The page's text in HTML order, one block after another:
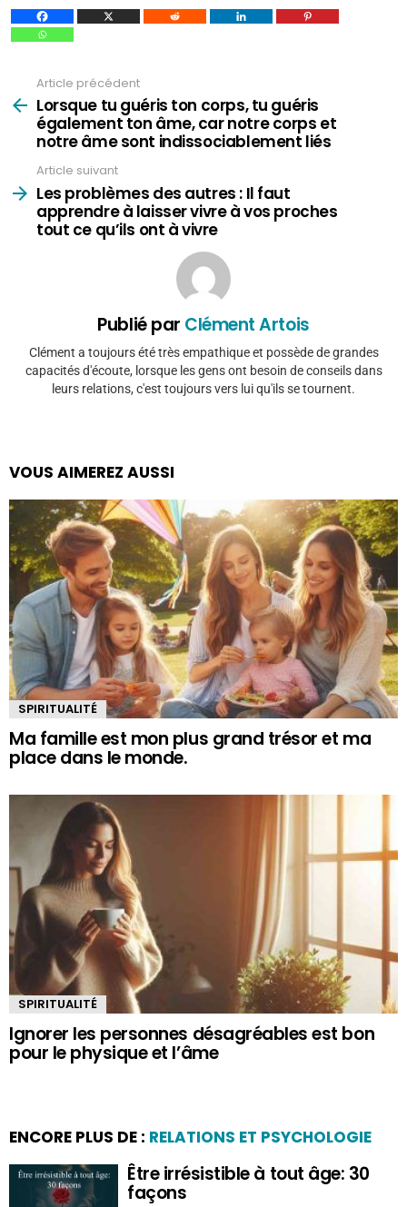
plus
Article précédent
Lorsque tu guéris ton corps, tu guéris
également ton âme, car notre corps et
notre âme sont indissociablement liés
Article suivant
Les problèmes des autres : Il faut
apprendre à laisser vivre à vos proches
tout ce qu’ils ont à vivre
Publié par Clément Artois
Clément a toujours été très empathique et possède de grandes
capacités d'écoute, lorsque les gens ont besoin de conseils dans
leurs relations, c'est toujours vers lui qu'ils se tournent.
VOUS AIMEREZ AUSSI
SPIRITUALITÉ
Ma famille est mon plus grand trésor et ma
place dans le monde.
SPIRITUALITÉ
Ignorer les personnes désagréables est bon
pour le physique et l’âme
ENCORE PLUS DE : RELATIONS ET PSYCHOLOGIE
Être irrésistible à tout âge: 30
façons